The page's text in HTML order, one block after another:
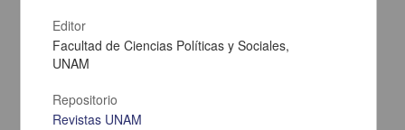
Editor
Facultad de Ciencias Políticas y Sociales,
UNAM
Repositorio
Revistas UNAM